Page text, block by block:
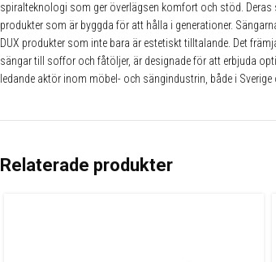
spiralteknologi som ger överlägsen komfort och stöd.
produkter som är byggda för att hålla i generationer.
DUX produkter som inte bara är estetiskt tilltalande. Det
sängar till soffor och fåtöljer, är designade för att erbjuda
ledande aktör inom möbel- och sängindustrin, både i
Relaterade produkter